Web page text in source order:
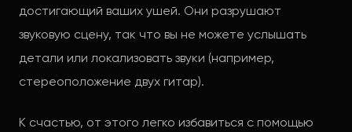
достигающий ваших ушей. Они разрушают
звуковую сцену, так что вы не можете услышать
детали или локализовать звуки (например,
стереоположение двух гитар).
К счастью, от этого легко избавиться с помощью